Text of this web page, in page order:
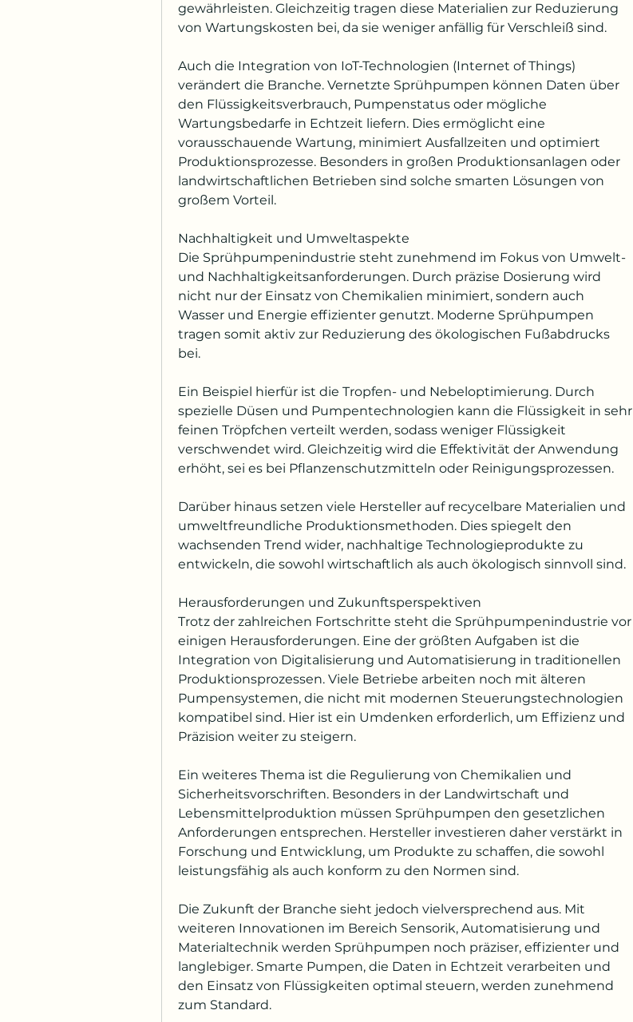
gewährleisten. Gleichzeitig tragen diese Materialien zur Reduzierung
von Wartungskosten bei, da sie weniger anfällig für Verschleiß sind.
Auch die Integration von IoT-Technologien (Internet of Things)
verändert die Branche. Vernetzte Sprühpumpen können Daten über
den Flüssigkeitsverbrauch, Pumpenstatus oder mögliche
Wartungsbedarfe in Echtzeit liefern. Dies ermöglicht eine
vorausschauende Wartung, minimiert Ausfallzeiten und optimiert
Produktionsprozesse. Besonders in großen Produktionsanlagen oder
landwirtschaftlichen Betrieben sind solche smarten Lösungen von
großem Vorteil.
Nachhaltigkeit und Umweltaspekte
Die Sprühpumpenindustrie steht zunehmend im Fokus von Umwelt-
und Nachhaltigkeitsanforderungen. Durch präzise Dosierung wird
nicht nur der Einsatz von Chemikalien minimiert, sondern auch
Wasser und Energie effizienter genutzt. Moderne Sprühpumpen
tragen somit aktiv zur Reduzierung des ökologischen Fußabdrucks
bei.
Ein Beispiel hierfür ist die Tropfen- und Nebeloptimierung. Durch
spezielle Düsen und Pumpentechnologien kann die Flüssigkeit in sehr
feinen Tröpfchen verteilt werden, sodass weniger Flüssigkeit
verschwendet wird. Gleichzeitig wird die Effektivität der Anwendung
erhöht, sei es bei Pflanzenschutzmitteln oder Reinigungsprozessen.
Darüber hinaus setzen viele Hersteller auf recycelbare Materialien und
umweltfreundliche Produktionsmethoden. Dies spiegelt den
wachsenden Trend wider, nachhaltige Technologieprodukte zu
entwickeln, die sowohl wirtschaftlich als auch ökologisch sinnvoll sind.
Herausforderungen und Zukunftsperspektiven
Trotz der zahlreichen Fortschritte steht die Sprühpumpenindustrie vor
einigen Herausforderungen. Eine der größten Aufgaben ist die
Integration von Digitalisierung und Automatisierung in traditionellen
Produktionsprozessen. Viele Betriebe arbeiten noch mit älteren
Pumpensystemen, die nicht mit modernen Steuerungstechnologien
kompatibel sind. Hier ist ein Umdenken erforderlich, um Effizienz und
Präzision weiter zu steigern.
Ein weiteres Thema ist die Regulierung von Chemikalien und
Sicherheitsvorschriften. Besonders in der Landwirtschaft und
Lebensmittelproduktion müssen Sprühpumpen den gesetzlichen
Anforderungen entsprechen. Hersteller investieren daher verstärkt in
Forschung und Entwicklung, um Produkte zu schaffen, die sowohl
leistungsfähig als auch konform zu den Normen sind.
Die Zukunft der Branche sieht jedoch vielversprechend aus. Mit
weiteren Innovationen im Bereich Sensorik, Automatisierung und
Materialtechnik werden Sprühpumpen noch präziser, effizienter und
langlebiger. Smarte Pumpen, die Daten in Echtzeit verarbeiten und
den Einsatz von Flüssigkeiten optimal steuern, werden zunehmend
zum Standard.